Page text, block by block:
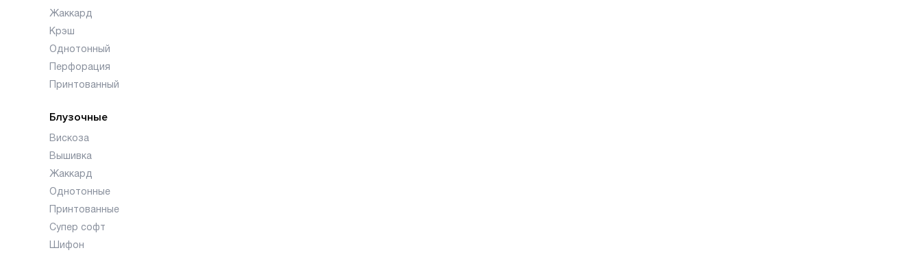
Жаккард
Крэш
Однотонный
Перфорация
Принтованный
Блузочные
Вискоза
Вышивка
Жаккард
Однотонные
Принтованные
Супер софт
Шифон